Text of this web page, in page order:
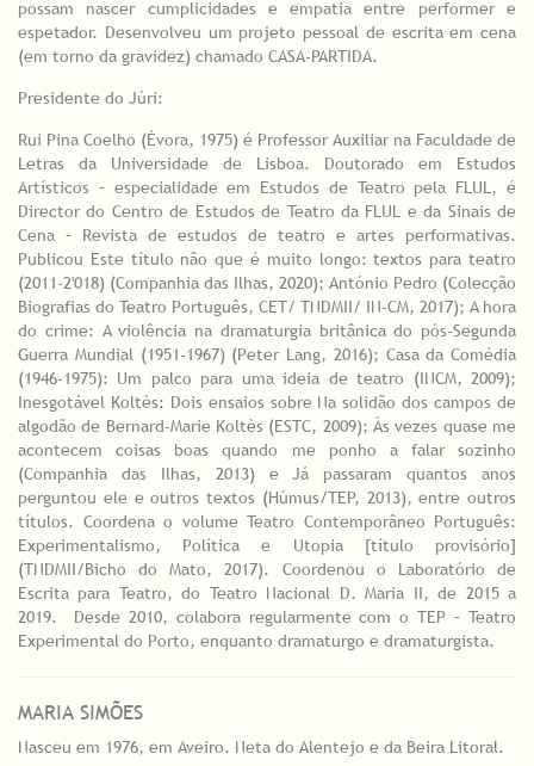
possam nascer cumplicidades e empatia entre performer e
espetador. Desenvolveu um projeto pessoal de escrita em cena
(em torno da gravidez) chamado CASA-PARTIDA.
Presidente do Júri:
Rui Pina Coelho (Évora, 1975) é Professor Auxiliar na Faculdade de
Letras da Universidade de Lisboa. Doutorado em Estudos
Artísticos – especialidade em Estudos de Teatro pela FLUL, é
Director do Centro de Estudos de Teatro da FLUL e da Sinais de
Cena – Revista de estudos de teatro e artes performativas.
Publicou Este título não que é muito longo: textos para teatro
(2011-2'018) (Companhia das Ilhas, 2020); António Pedro (Colecção
Biografias do Teatro Português, CET/ TNDMII/ IN-CM, 2017); A hora
do crime: A violência na dramaturgia britânica do pós-Segunda
Guerra Mundial (1951-1967) (Peter Lang, 2016); Casa da Comédia
(1946-1975): Um palco para uma ideia de teatro (INCM, 2009);
Inesgotável Koltès: Dois ensaios sobre Na solidão dos campos de
algodão de Bernard-Marie Koltès (ESTC, 2009); Às vezes quase me
acontecem coisas boas quando me ponho a falar sozinho
(Companhia das Ilhas, 2013) e Já passaram quantos anos
perguntou ele e outros textos (Húmus/TEP, 2013), entre outros
títulos. Coordena o volume Teatro Contemporâneo Português:
Experimentalismo, Política e Utopia [título provisório]
(TNDMII/Bicho do Mato, 2017). Coordenou o Laboratório de
Escrita para Teatro, do Teatro Nacional D. Maria II, de 2015 a
2019. Desde 2010, colabora regularmente com o TEP – Teatro
Experimental do Porto, enquanto dramaturgo e dramaturgista.
MARIA SIMÕES
Nasceu em 1976, em Aveiro. Neta do Alentejo e da Beira Litoral.